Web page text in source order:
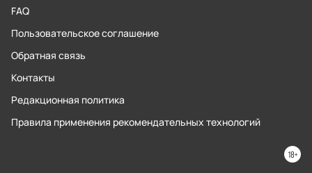
FAQ
Пользовательское соглашение
Обратная связь
Контакты
Редакционная политика
Правила применения рекомендательных технологий